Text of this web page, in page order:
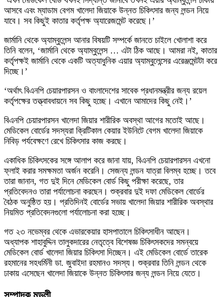
আসবে এবং ম্যাডাম বেগম খালেদা জিয়াকে উন্নত চিকিৎসার জন্য লন্ডন নিয়ে
যাবে। সব কিছুই কাতার কর্তৃপক্ষ অ্যারেজমেন্ট করেছে।’
জার্মানি থেকে অ্যাম্বুলেন্স আনার বিষয়টি সম্পর্কে জানতে চাইলে খোলাশা করে
তিনি বলেন, ‘জার্মানি থেকে অ্যাম্বুলেন্স … এটা ঠিক আছে। আমরা নই, কাতার
কর্তৃপক্ষই জার্মানি থেকে একটি অত্যাধুনিক এয়ার অ্যাম্বুলেন্সের এরেঞ্জমেন্টটা করে
দিচ্ছে।’
‘অর্থাৎ বিএনপি চেয়ারপারসন ও বাংলাদেশের সাবেক প্রধানমন্ত্রীর জন্য রয়েল
কর্তৃপক্ষের তত্ত্বাবধায়নে সব কিছু হচ্ছে। এখানে আমাদের কিছু নেই।’
বিএনপি চেয়ারপারসন খালেদা জিয়ার শারীরিক অবস্থা আগের মতোই আছে।
মেডিকেল বোর্ডের সদস্যরা ক্রিটিকাল কেয়ার ইউনিটে বেগম খালেদা জিয়াকে
নিবিড় পর্যবেক্ষণে রেখে চিকিৎসার কাজ করছে।
একাধিক চিকিৎসকের সঙ্গে আলাপ করে জানা যায়, বিএনপি চেয়ারপারসন এখনো
ফ্লাই করার সমক্ষমতা অর্জন করেনি। সেজন্য লন্ডন যাত্রা বিলম্ব হচ্ছে। তবে
তারা জানান, গত দুই দিনে মেডিকেল বোর্ড কিছু পরীক্ষা করেছে, তার
প্রতিবেদনও তারা পর্যালোচনা করছেন। শুক্রবার দুই দফা মেডিকেল বোর্ডের
বৈঠক অনুষ্ঠিত হয়। প্রতিদিনই বোর্ডের সভায় খালেদা জিয়ার শারীরিক অবস্থার
নিয়মিত প্রতিবেদনগুলো পর্যালোচনা করা হচ্ছে।
গত ২৩ নভেম্বর থেকে এভারকেয়ার হাসপাতালে চিকিৎসাধীন আছেন।
অধ্যাপক শাহাবুদ্দিন তালুকদারের নেতৃত্বে বিশেষজ্ঞ চিকিৎসকদের সমন্বয়ে
মেডিকেল বোর্ড খালেদা জিয়ার চিকিৎসা দিচ্ছেন। এই মেডিকেল বোর্ডে তারেক
রহমানের সহধর্মিনী ডা. জুবাইদা রহমানও সদস্য। শুক্রবার তিনি লন্ডন থেকে
ঢাকায় এসেছেন খালেদা জিয়াকে উন্নত চিকিৎসার জন্য লন্ডন নিয়ে যেতে।